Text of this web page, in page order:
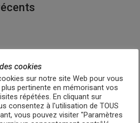
cookies
sur notre site Web pour vous
pertinente en mémorisant vos
répétées. En cliquant sur
consentez à l'utilisation de TOUS
vous pouvez visiter "Paramètres